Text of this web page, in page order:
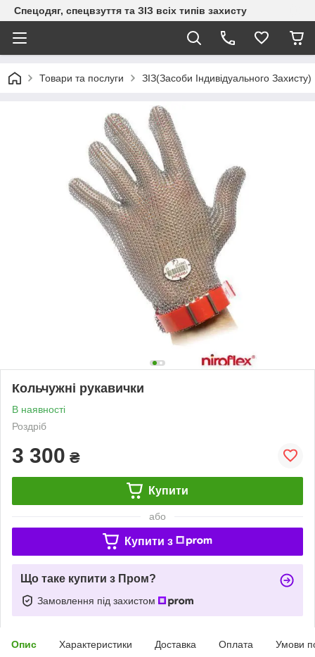
Спецодяг, спецвзуття та ЗІЗ всіх типів захисту
Товари та послуги ЗІЗ(Засоби Індивідуального Захисту)
Кольчужні рукавички
В наявності
Роздріб
3 300 ₴
Купити
або
Купити з
Що таке купити з Пром?
Замовлення під захистом
Опис Характеристики Доставка Оплата Умови